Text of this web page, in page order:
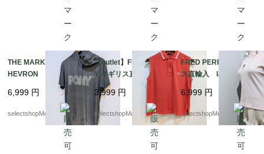
THE MARK OF THE C
HEVRON PONY パー
カー Tシャツ グレー
Tシャツ 実寸Mサイズ
（記載 Lサイズ フ
6,999 円
selectshopMerci.
【outlet】FRED PERR
Y イギリス直輸入 lad
ys S-Mサイズ オレン
ジ トップス シャ
ツ コットン イタリ
ア製 ノースリーブ
ポロシャツ ブランド
3,999 円
selectshopMerci.
FRED PERRY イギリ
ス直輸入 ladys S-XS
サイズ ピンク トッ
プス ポロシャツ コ
ットン95 エラスタン
5 イタリア製
6,999 円
selectshopMerci.